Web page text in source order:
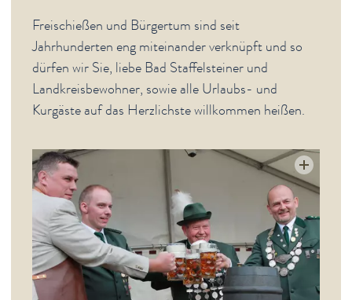
Freizeit & Ausflüge
Genuss
Service
Newsletter
English Sites
BÜRGER & STADT
Freischießen und Bürgertum sind seit
Jahrhunderten eng miteinander verknüpft und so
dürfen wir Sie, liebe Bad Staffelsteiner und
Landkreisbewohner, sowie alle Urlaubs- und
Kurgäste auf das Herzlichste willkommen heißen.